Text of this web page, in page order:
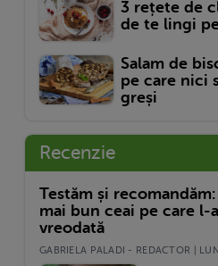
3 rețete de
de te lingi
Salam de
pe care nici
greși
Recenzie
Testăm și
mai bun ceai pe care l-
vreodată
GABRIELA PALADI - REDACTOR |